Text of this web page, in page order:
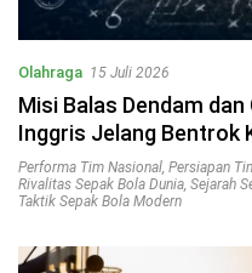
Olahraga 15 Juli 2026
Misi Balas Dendam
Inggris Jelang Bentrok
Performa Tim Nasional, Persiapan
Rivalitas Sepak Bola Dunia, Sejarah
Taktik Sepak Bola Modern